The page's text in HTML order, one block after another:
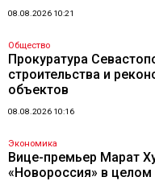
08.08.2026 10:21
Общество
Прокуратура
строительства и
объектов
08.08.2026 10:16
Экономика
Вице-премьер Марат
«Новороссия» в целом